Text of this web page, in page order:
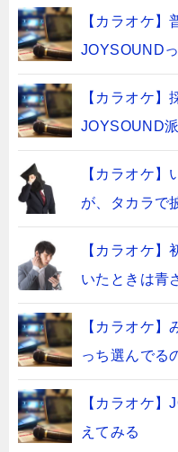
【カラオケ】
JOYSOUND
【カラオケ
JOYSOUND
【カラオケ
が、タカラで
【カラオケ
いたときは青
【カラオケ
っち選んでる
【カラオケ
えてみる